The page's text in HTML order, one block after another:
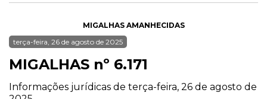
MIGALHAS AMANHECIDAS
terça-feira, 26 de agosto de 2025
MIGALHAS nº 6.171
Informações jurídicas de terça-feira, 26 de agosto de